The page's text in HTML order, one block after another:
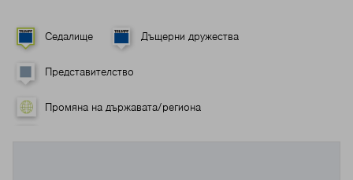
Седалище Дъщерни дружества
Представителство
Промяна на държавата/региона